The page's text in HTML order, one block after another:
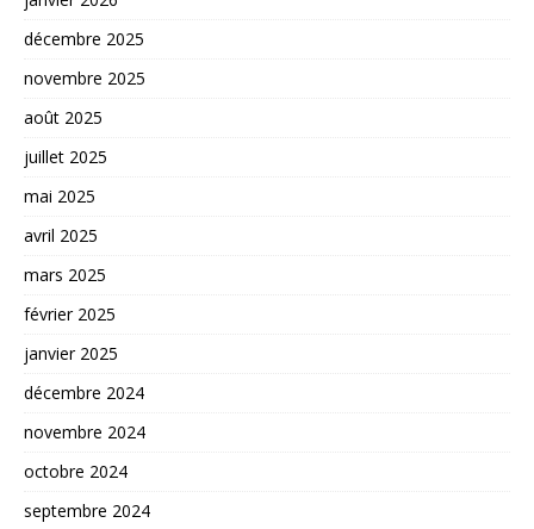
décembre 2025
novembre 2025
août 2025
juillet 2025
mai 2025
avril 2025
mars 2025
février 2025
janvier 2025
décembre 2024
novembre 2024
octobre 2024
septembre 2024